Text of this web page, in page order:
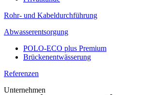
Rohr- und Kabeldurchführung
Abwasserentsorgung
POLO-ECO plus Premium
Brückenentwässerung
Referenzen
Unternehmen